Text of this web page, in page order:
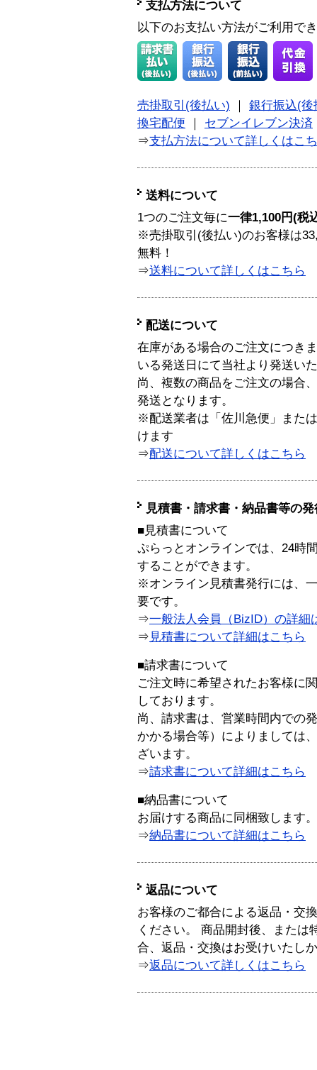
支払方法について
以下のお支払い方法がご利用で
売掛取引(後払い)
銀行振込(後
換宅配便
セブンイレブン決済
⇒支払方法について詳しくはこ
送料について
1つのご注文毎に一律1,100円(税
※売掛取引(後払い)のお客様は
無料！
⇒送料について詳しくはこちら
配送について
在庫がある場合のご注文につき
いる発送日にて当社より発送い
尚、複数の商品をご注文の場合
発送となります。
※配送業者は「佐川急便」また
けます
⇒配送について詳しくはこちら
見積書・請求書・納品書等の
■見積書について
ぷらっとオンラインでは、24時
することができます。
※オンライン見積書発行には、
要です。
⇒一般法人会員（BizID）の詳細
⇒ 見積書について詳細はこちら
■請求書について
ご注文時に希望されたお客様に
しております。
尚、請求書は、営業時間内での
かかる場合等）によりましては
ざいます。
⇒請求書について詳細はこちら
■納品書について
お届けする商品に同梱致します。
⇒納品書について詳細はこちら
返品について
お客様のご都合による返品・交
ください。 商品開封後、または
合、返品・交換はお受けいたし
⇒返品について詳しくはこちら